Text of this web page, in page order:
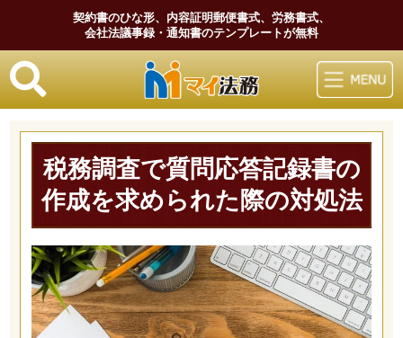
契約書のひな形、内容証明郵便書式、労務書式、
会社法議事録・通知書のテンプレートが無料
マイ法務
税務調査で質問応答記録書の
作成を求められた際の対処法